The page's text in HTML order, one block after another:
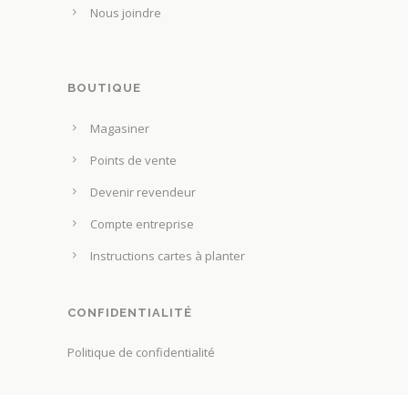
Nous joindre
BOUTIQUE
Magasiner
Points de vente
Devenir revendeur
Compte entreprise
Instructions cartes à planter
CONFIDENTIALITÉ
Politique de confidentialité